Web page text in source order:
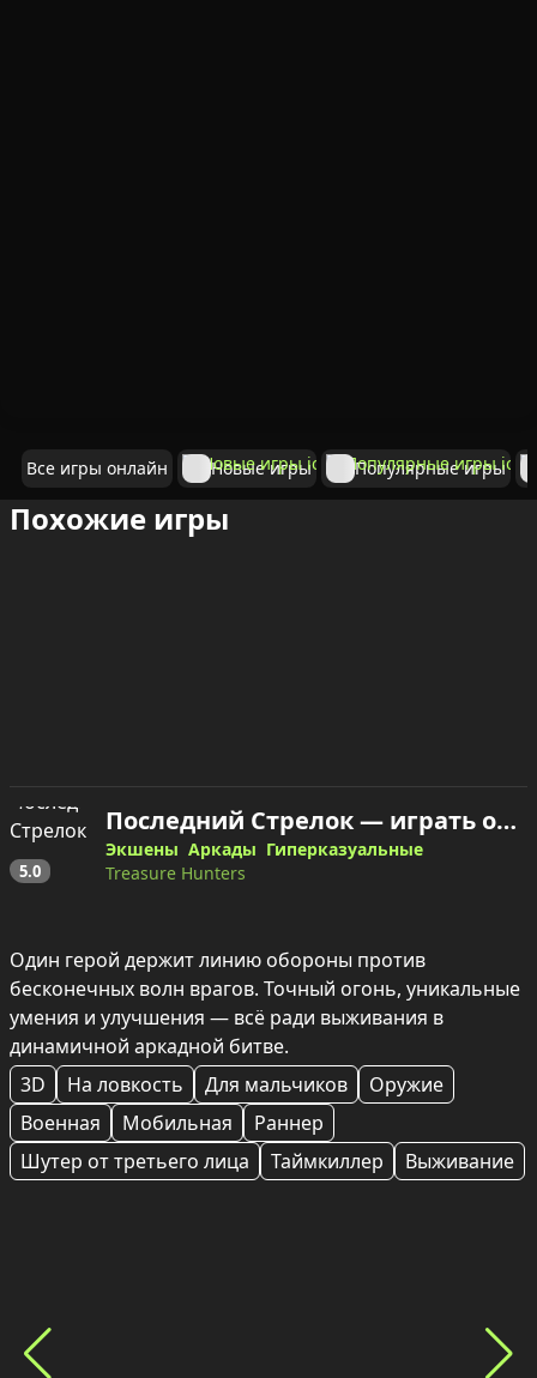
Все игры онлайн Новые игры Популярные игры
Похожие игры
5.0
Последний Стрелок — играть онлайн
Экшены Аркады Гиперказуальные
Treasure Hunters
Один герой держит линию обороны против
бесконечных волн врагов. Точный огонь, уникальные
умения и улучшения — всё ради выживания в
динамичной аркадной битве.
3D
На ловкость Для мальчиков
Оружие
Военная
Мобильная
Раннер
Шутер от третьего лица
Таймкиллер Выживание